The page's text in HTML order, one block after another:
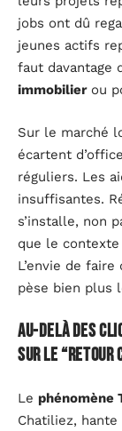
jobs ont dû
jeunes actifs
faut davantage
immobilierou
Sur le marché
écartent
réguliers. Les
insuffisantes.
s’installe, non
que le contexte
L’envie de
pèse bien plus
Au-delà des
sur le “retour
Le phénomène
Chatiliez,